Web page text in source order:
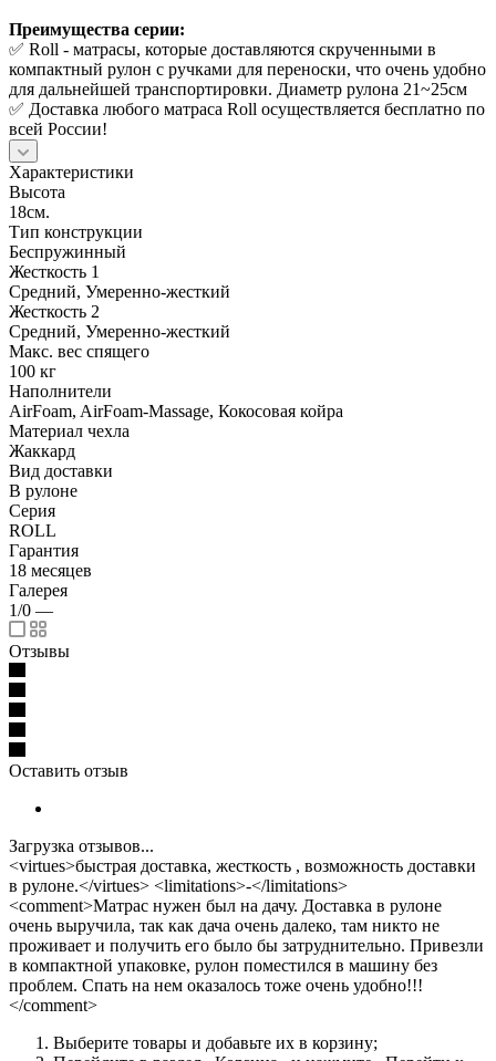
Преимущества серии:
✅ Roll - матрасы, которые доставляются скрученными в
компактный рулон с ручками для переноски, что очень удобно
для дальнейшей транспортировки. Диаметр рулона 21~25см
✅ Доставка любого матраса Roll осуществляется бесплатно по
всей России!
Характеристики
Высота
18см.
Тип конструкции
Беспружинный
Жесткость 1
Средний, Умеренно-жесткий
Жесткость 2
Средний, Умеренно-жесткий
Макс. вес спящего
100 кг
Наполнители
AirFoam, AirFoam-Massage, Кокосовая койра
Материал чехла
Жаккард
Вид доставки
В рулоне
Серия
ROLL
Гарантия
18 месяцев
Галерея
1/0 —
Отзывы
Оставить отзыв
Загрузка отзывов...
<virtues>быстрая доставка, жесткость , возможность доставки
в рулоне.</virtues> <limitations>-</limitations>
<comment>Матрас нужен был на дачу. Доставка в рулоне
очень выручила, так как дача очень далеко, там никто не
проживает и получить его было бы затруднительно. Привезли
в компактной упаковке, рулон поместился в машину без
проблем. Спать на нем оказалось тоже очень удобно!!!
</comment>
Выберите товары и добавьте их в корзину;